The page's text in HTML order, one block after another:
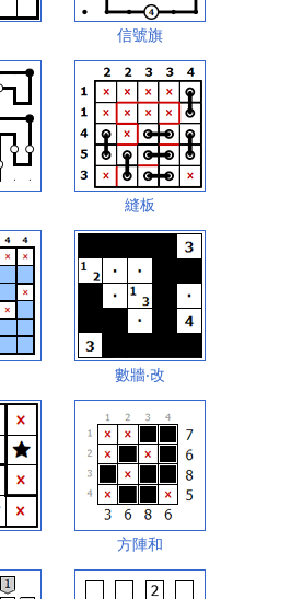
信號旗
縫板
數牆‧改
方陣和